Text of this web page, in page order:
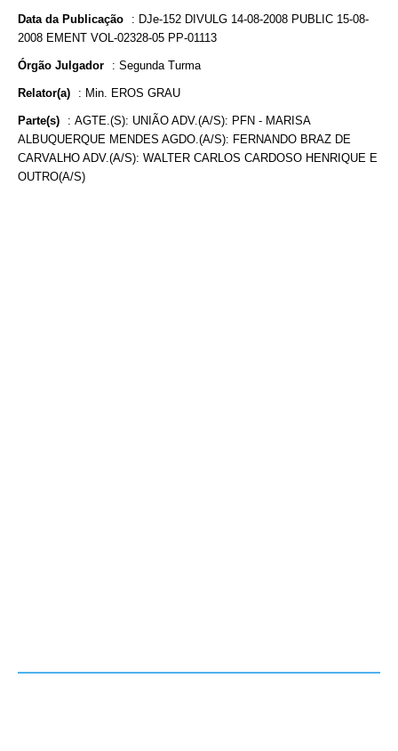
Data da Publicação : DJe-152 DIVULG 14-08-2008 PUBLIC 15-08-
2008 EMENT VOL-02328-05 PP-01113
Órgão Julgador : Segunda Turma
Relator(a) : Min. EROS GRAU
Parte(s) : AGTE.(S): UNIÃO ADV.(A/S): PFN - MARISA
ALBUQUERQUE MENDES AGDO.(A/S): FERNANDO BRAZ DE
CARVALHO ADV.(A/S): WALTER CARLOS CARDOSO HENRIQUE E
OUTRO(A/S)